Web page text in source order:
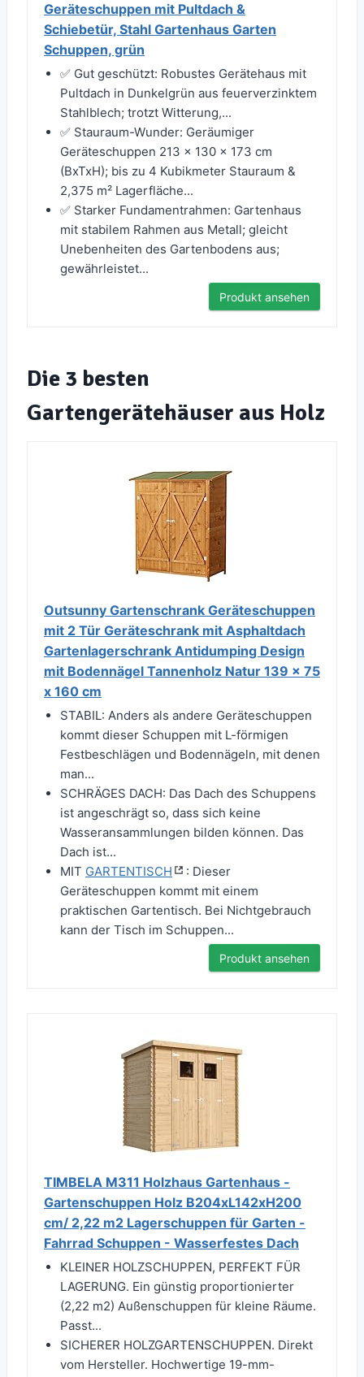
Geräteschuppen mit Pultdach &
Schiebetür, Stahl Gartenhaus Garten
Schuppen, grün
✅ Gut geschützt: Robustes Gerätehaus mit
Pultdach in Dunkelgrün aus feuerverzinktem
Stahlblech; trotzt Witterung,...
✅ Stauraum-Wunder: Geräumiger
Geräteschuppen 213 x 130 x 173 cm
(BxTxH); bis zu 4 Kubikmeter Stauraum &
2,375 m² Lagerfläche...
✅ Starker Fundamentrahmen: Gartenhaus
mit stabilem Rahmen aus Metall; gleicht
Unebenheiten des Gartenbodens aus;
gewährleistet...
Produkt ansehen
Die 3 besten
Gartengerätehäuser aus Holz
Outsunny Gartenschrank Geräteschuppen
mit 2 Tür Geräteschrank mit Asphaltdach
Gartenlagerschrank Antidumping Design
mit Bodennägel Tannenholz Natur 139 x 75
x 160 cm
STABIL: Anders als andere Geräteschuppen
kommt dieser Schuppen mit L-förmigen
Festbeschlägen und Bodennägeln, mit denen
man...
SCHRÄGES DACH: Das Dach des Schuppens
ist angeschrägt so, dass sich keine
Wasseransammlungen bilden können. Das
Dach ist...
MIT GARTENTISCH
: Dieser
Geräteschuppen kommt mit einem
praktischen Gartentisch. Bei Nichtgebrauch
kann der Tisch im Schuppen...
Produkt ansehen
TIMBELA M311 Holzhaus Gartenhaus -
Gartenschuppen Holz B204xL142xH200
cm/ 2,22 m2 Lagerschuppen für Garten -
Fahrrad Schuppen - Wasserfestes Dach
KLEINER HOLZSCHUPPEN, PERFEKT FÜR
LAGERUNG. Ein günstig proportionierter
(2,22 m2) Außenschuppen für kleine Räume.
Passt...
SICHERER HOLZGARTENSCHUPPEN. Direkt
vom Hersteller. Hochwertige 19-mm-